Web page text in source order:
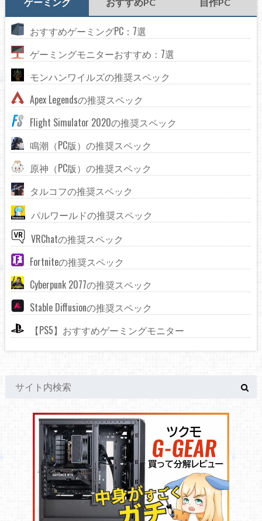
おすすめゲーミングPC：7選
ゲーミングモニターおすすめ：7選
モンハンワイルズの推奨スペック
Apex Legendsの推奨スペック
Flight Simulator 2020の推奨スペック
鳴潮（PC版）の推奨スペック
原神（PC版）の推奨スペック
タルコフの推奨スペック
パルワールドの推奨スペック
VRChatの推奨スペック
Fortniteの推奨スペック
Cyberpunk 2077の推奨スペック
Stable Diffusionの推奨スペック
【PS5】おすすめゲーミングモニター